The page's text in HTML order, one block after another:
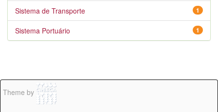
1
Sistema de Transporte
1
Sistema Portuário
Theme by